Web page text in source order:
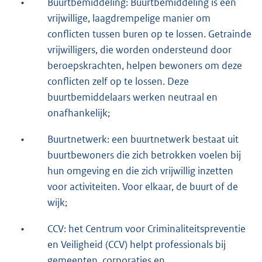
vrijwillige, laagdrempelige manier om
conflicten tussen buren op te lossen. Getrainde
vrijwilligers, die worden ondersteund door
beroepskrachten, helpen bewoners om deze
conflicten zelf op te lossen. Deze
buurtbemiddelaars werken neutraal en
onafhankelijk;
•
Buurtnetwerk: een buurtnetwerk bestaat uit
buurtbewoners die zich betrokken voelen bij
hun omgeving en die zich vrijwillig inzetten
voor activiteiten. Voor elkaar, de buurt of de
wijk;
•
CCV: het Centrum voor Criminaliteitspreventie
en Veiligheid (CCV) helpt professionals bij